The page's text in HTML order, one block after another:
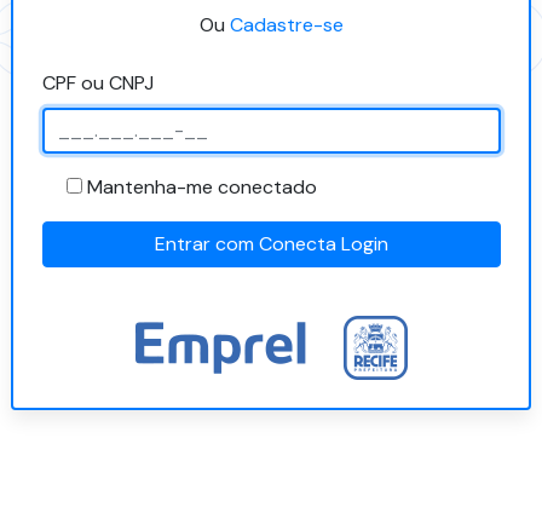
Ou Cadastre-se
CPF ou CNPJ
Mantenha-me conectado
Entrar com Conecta Login